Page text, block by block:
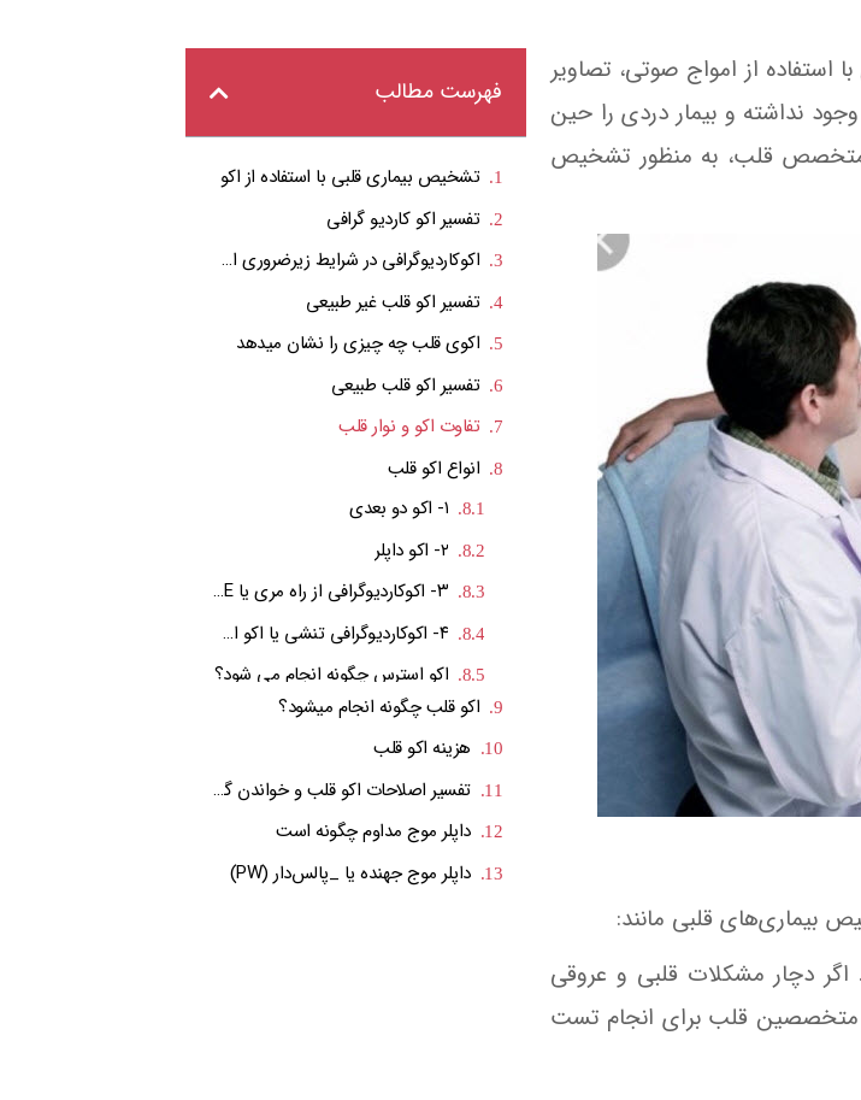
استفاده از امواج صوتی، تصاویر
نداشته و بیمار دردی را حین
متخصص قلب، به منظور تشخیص
بیماری‌های قلبی مانند:
اگر دچار مشکلات قلبی و عروقی
متخصصین قلب برای انجام تست
فهرست مطالب
تشخیص بیماری قلبی با استفاده از اکو
تفسیر اکو کاردیو گرافی
اکوکاردیوگرافی در شرایط زیرضروری است.
تفسیر اکو قلب غیر طبیعی
اکوی قلب چه چیزی را نشان میدهد
تفسیر اکو قلب طبیعی
تفاوت اکو و نوار قلب
انواع اکو قلب
اکو قلب چگونه انجام میشود؟
هزینه اکو قلب
تفسیر اصلاحات اکو قلب و خواندن گزارشهای اکوکاردیوگرافی
داپلر موج مداوم چگونه است
داپلر موج جهنده یا _پالس‌دار (PW)